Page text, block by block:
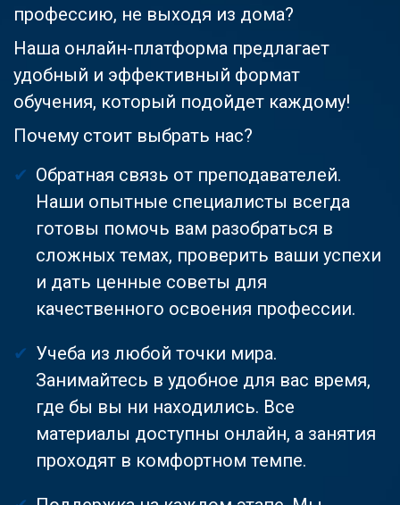
профессию, не выходя из дома?
Наша онлайн-платформа предлагает
удобный и эффективный формат
обучения, который подойдет каждому!
Почему стоит выбрать нас?
Обратная связь от преподавателей.
Наши опытные специалисты всегда
готовы помочь вам разобраться в
сложных темах, проверить ваши успехи
и дать ценные советы для
качественного освоения профессии.
Учеба из любой точки мира.
Занимайтесь в удобное для вас время,
где бы вы ни находились. Все
материалы доступны онлайн, а занятия
проходят в комфортном темпе.